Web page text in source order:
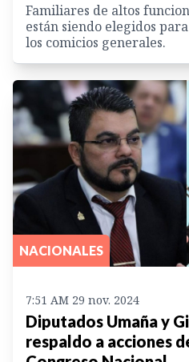
Familiares de altos
están siendo elegidos
los comicios generales.
NACIONALES
7:51 AM 29 nov. 2024
Diputados Umaña y
respaldo a acciones